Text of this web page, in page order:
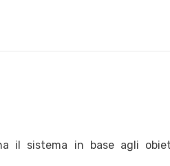
il sistema in base agli